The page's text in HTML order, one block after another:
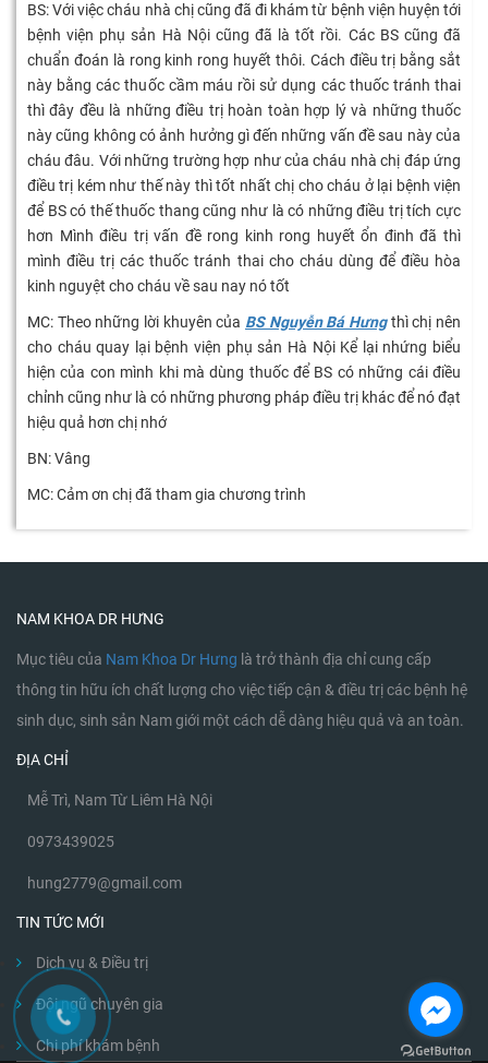
BS: Với việc cháu nhà chị cũng đã đi khám từ bệnh viện huyện tới
bệnh viện phụ sản Hà Nội cũng đã là tốt rồi. Các BS cũng đã
chuẩn đoán là rong kinh rong huyết thôi. Cách điều trị bằng sắt
này bằng các thuốc cầm máu rồi sử dụng các thuốc tránh thai
thì đây đều là những điều trị hoàn toàn hợp lý và những thuốc
này cũng không có ảnh hưởng gì đến những vấn đề sau này của
cháu đâu. Với những trường hợp như của cháu nhà chị đáp ứng
điều trị kém như thế này thì tốt nhất chị cho cháu ở lại bệnh viện
để BS có thế thuốc thang cũng như là có những điều trị tích cực
hơn Mình điều trị vấn đề rong kinh rong huyết ổn đinh đã thì
mình điều trị các thuốc tránh thai cho cháu dùng để điều hòa
kinh nguyệt cho cháu về sau nay nó tốt
MC: Theo những lời khuyên của BS Nguyễn Bá Hưngthì chị nên
cho cháu quay lại bệnh viện phụ sản Hà Nội Kể lại nhứng biểu
hiện của con mình khi mà dùng thuốc để BS có những cái điều
chỉnh cũng như là có những phương pháp điều trị khác để nó đạt
hiệu quả hơn chị nhớ
BN: Vâng
MC: Cảm ơn chị đã tham gia chương trình
NAM KHOA DR HƯNG
Mục tiêu của Nam Khoa Dr Hưng là trở thành địa chỉ cung cấp
thông tin hữu ích chất lượng cho việc tiếp cận & điều trị các bệnh hệ
sinh dục, sinh sản Nam giới một cách dễ dàng hiệu quả và an toàn.
ĐỊA CHỈ
Mễ Trì, Nam Từ Liêm Hà Nội
0973439025
hung2779@gmail.com
TIN TỨC MỚI
Dịch vụ & Điều trị
Đội ngũ chuyên gia
Chi phí khám bệnh